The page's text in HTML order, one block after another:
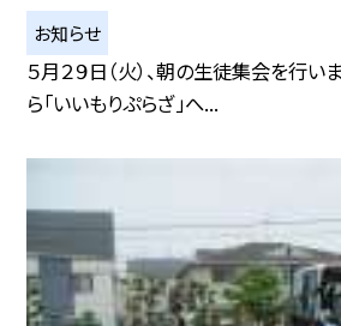
お知らせ
５月２９日（火）、朝の生徒集会を行
ら「いいもりぷらざ」へ...